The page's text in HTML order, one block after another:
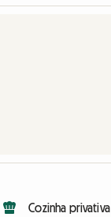
Cozinha privativa